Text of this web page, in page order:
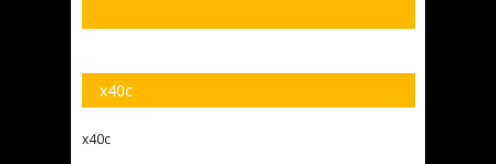
x40c
x40c